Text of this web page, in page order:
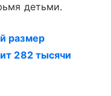
детьми.
размер
282 тысячи